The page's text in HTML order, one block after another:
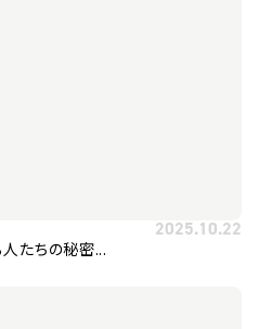
2025.10.22
たちの秘密...